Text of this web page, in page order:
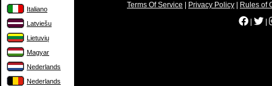
Italiano
Latviešu
Lietuvių
Magyar
Nederlands
Nederlands
Terms Of Service Privacy Policy
Rules of